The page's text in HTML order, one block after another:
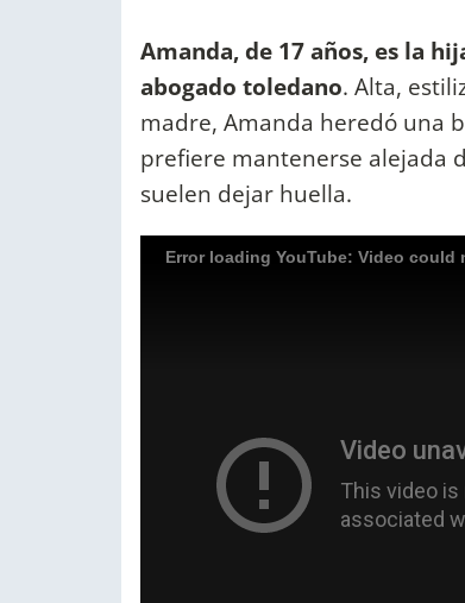
Amanda, de 17 años, es la
abogado toledano. Alta,
madre, Amanda heredó una
prefiere mantenerse alejada
suelen dejar huella.